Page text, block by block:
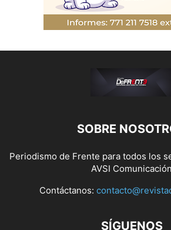
SOBRE
Periodismo de Frente para todos los
AVSI Comunicación
Contáctanos:
SÍGUENOS